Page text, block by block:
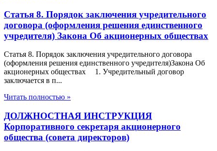
Статья 8. Порядок заключения учредительного
договора (оформления решения единственного
учредителя) Закона Об акционерных обществах
Статья 8. Порядок заключения учредительного договора
(оформления решения единственного учредителя)Закона Об
акционерных обществах 1. Учредительный договор
заключается в п...
Читать полностью »
ДОЛЖНОСТНАЯ ИНСТРУКЦИЯ
Корпоративного секретаря акционерного
общества (совета директоров)